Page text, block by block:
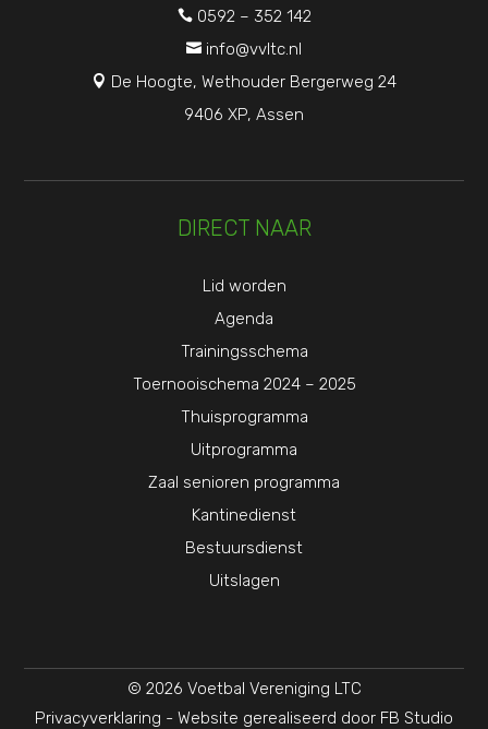
 0592 – 352 142
 info@vvltc.nl
 De Hoogte, Wethouder Bergerweg 24
9406 XP, Assen
DIRECT NAAR
Lid worden
Agenda
Trainingsschema
Toernooischema 2024 – 2025
Thuisprogramma
Uitprogramma
Zaal senioren programma
Kantinedienst
Bestuursdienst
Uitslagen
© 2026 Voetbal Vereniging LTC
Privacyverklaring - Website gerealiseerd door FB Studio